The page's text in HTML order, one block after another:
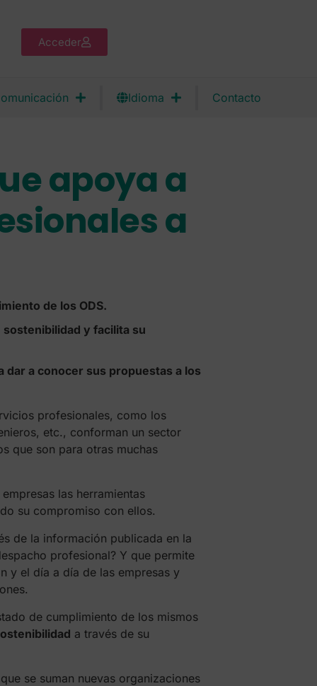
Acceder
Idioma Contacto
apoya a
a
de los ODS.
y facilita su
dar a conocer sus propuestas a los
profesionales, como los
etc., conforman un sector
que son para otras muchas
las herramientas
su compromiso con ellos.
de la información publicada en la
profesional? Y que permite
y el día a día de las empresas y
de cumplimiento de los mismos
a través de su
se suman nuevas organizaciones